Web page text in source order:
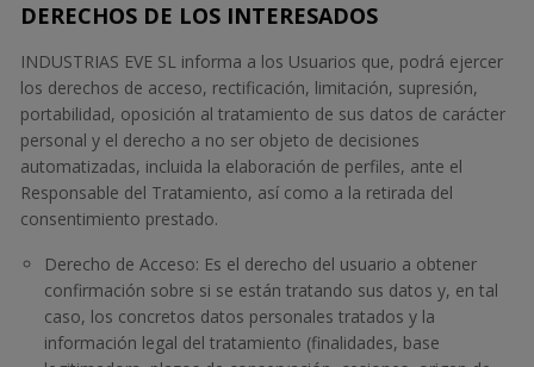
DERECHOS DE LOS INTERESADOS
INDUSTRIAS EVE SL informa a los Usuarios que, podrá ejercer
los derechos de acceso, rectificación, limitación, supresión,
portabilidad, oposición al tratamiento de sus datos de carácter
personal y el derecho a no ser objeto de decisiones
automatizadas, incluida la elaboración de perfiles, ante el
Responsable del Tratamiento, así como a la retirada del
consentimiento prestado.
Derecho de Acceso: Es el derecho del usuario a obtener
confirmación sobre si se están tratando sus datos y, en tal
caso, los concretos datos personales tratados y la
información legal del tratamiento (finalidades, base